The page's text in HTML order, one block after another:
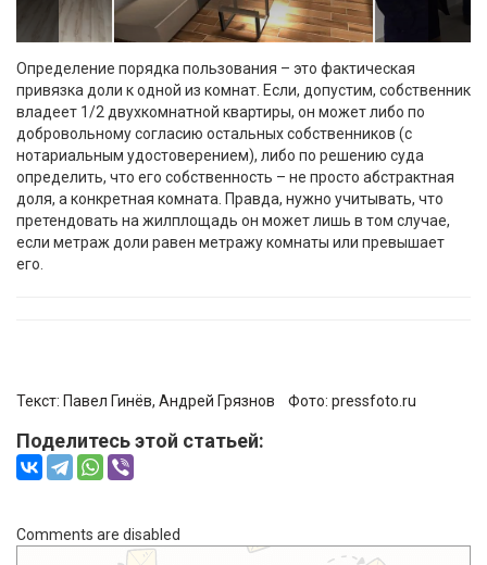
Определение порядка пользования – это фактическая
привязка доли к одной из комнат. Если, допустим, собственник
владеет 1/2 двухкомнатной квартиры, он может либо по
добровольному согласию остальных собственников (с
нотариальным удостоверением), либо по решению суда
определить, что его собственность – не просто абстрактная
доля, а конкретная комната. Правда, нужно учитывать, что
претендовать на жилплощадь он может лишь в том случае,
если метраж доли равен метражу комнаты или превышает
его.
Текст: Павел Гинёв, Андрей Грязнов Фото: pressfoto.ru
Поделитесь этой статьей:
Comments are disabled